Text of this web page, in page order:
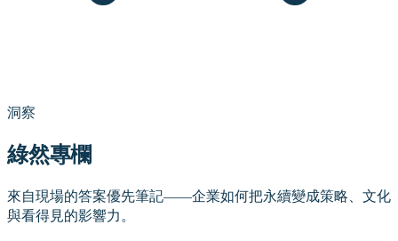
洞察
綠然專欄
來自現場的答案優先筆記——企業如何把永續變成策略、文化
與看得見的影響力。